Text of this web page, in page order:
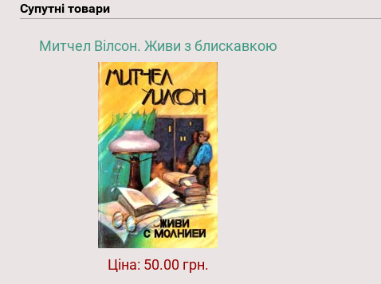
Супутні товари
Митчел Вілсон. Живи з блискавкою
Ціна: 50.00 грн.